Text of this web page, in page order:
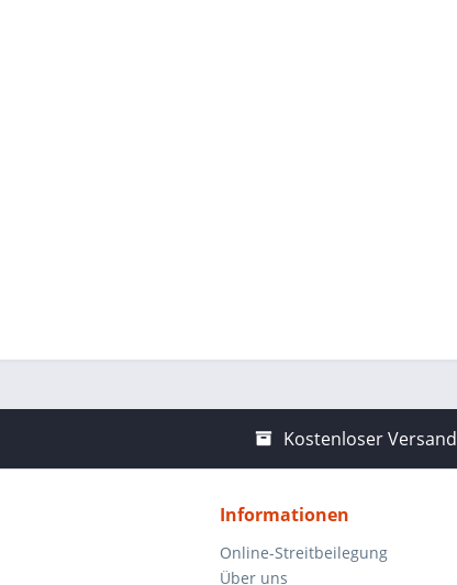
Kostenloser Versand
Informationen
Online-Streitbeilegung
Über uns